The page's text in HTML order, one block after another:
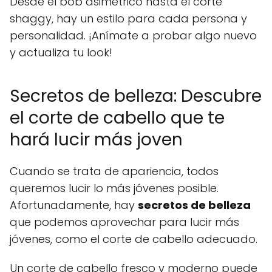
shaggy, hay un estilo para cada persona y
personalidad. ¡Anímate a probar algo nuevo
y actualiza tu look!
Secretos de belleza: Descubre
el corte de cabello que te
hará lucir más joven
Cuando se trata de apariencia, todos
queremos lucir lo más jóvenes posible.
Afortunadamente, hay secretos de belleza
que podemos aprovechar para lucir más
jóvenes, como el corte de cabello adecuado.
Un corte de cabello fresco y moderno puede